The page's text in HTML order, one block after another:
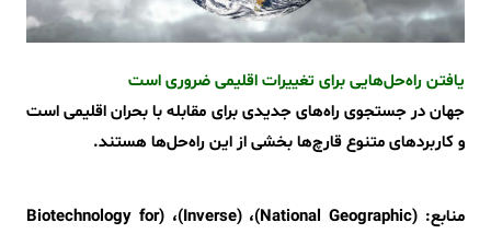
یافتن راه‌حل‌هایی برای تغییرات اقلیمی ضروری است
جهان در جستجوی راه‌های جدیدی برای مقابله با بحران اقلیمی است
و کاربردهای متنوع قارچ‌ها بخشی از این راه‌حل‌ها هستند.
منابع:
(National Geographic)، (Inverse)، (Biotechnology for